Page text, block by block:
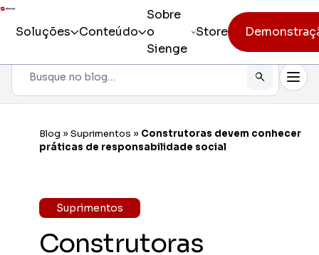
Soluções Conteúdo
Sobre
o
Sienge
Store
Todos os produtos
Incorporação
Obra
Pesquisar
Blog » Suprimentos » Construtoras devem conhecer
práticas de responsabilidade social
Suprimentos
Construtoras